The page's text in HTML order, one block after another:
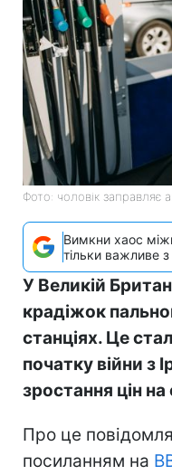
Фото: чоловік заправляє
Вимкни хаос
тільки важливе з
У Великій
крадіжок
станціях. Це
початку війни з
зростання цін на
Про це
посиланням на